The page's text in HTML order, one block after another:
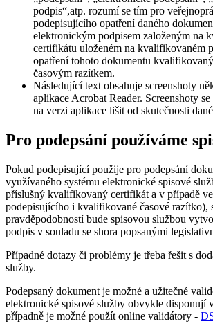
podpis“,atp. rozumí se tím pro
podepisujícího opatření daného
elektronickým podpisem založeným na
certifikátu uloženém na kvalifikovaném
opatření tohoto dokumentu
časovým razítkem.
Následující text obsahuje screenshoty
aplikace Acrobat Reader. Screenshoty
na verzi aplikace lišit od skutečnosti
Pro podepsání používáme
Pokud podepisující použije pro podepsání
využívaného systému elektronické spisové
příslušný kvalifikovaný certifikát a v případě
podepisujícího i kvalifikované časové razítko),
pravděpodobností bude spisovou službou
podpis v souladu se shora popsanými
Případné dotazy či problémy je třeba řešit s
služby.
Podepsaný dokument je možné a užitečné
elektronické spisové služby obvykle disponují
případně je možné použít online validátory -